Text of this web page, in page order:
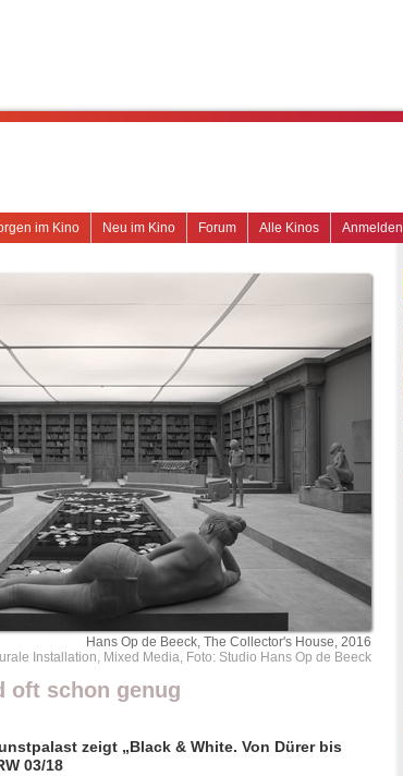
Anmelden
Alle Kinos
Forum
Neu im Kino
im Kino
Hans Op de Beeck, The Collector's House, 2016
Installation, Mixed Media, Foto: Studio Hans Op de Beeck
oft schon genug
zeigt „Black & White. Von Dürer bis
03/18